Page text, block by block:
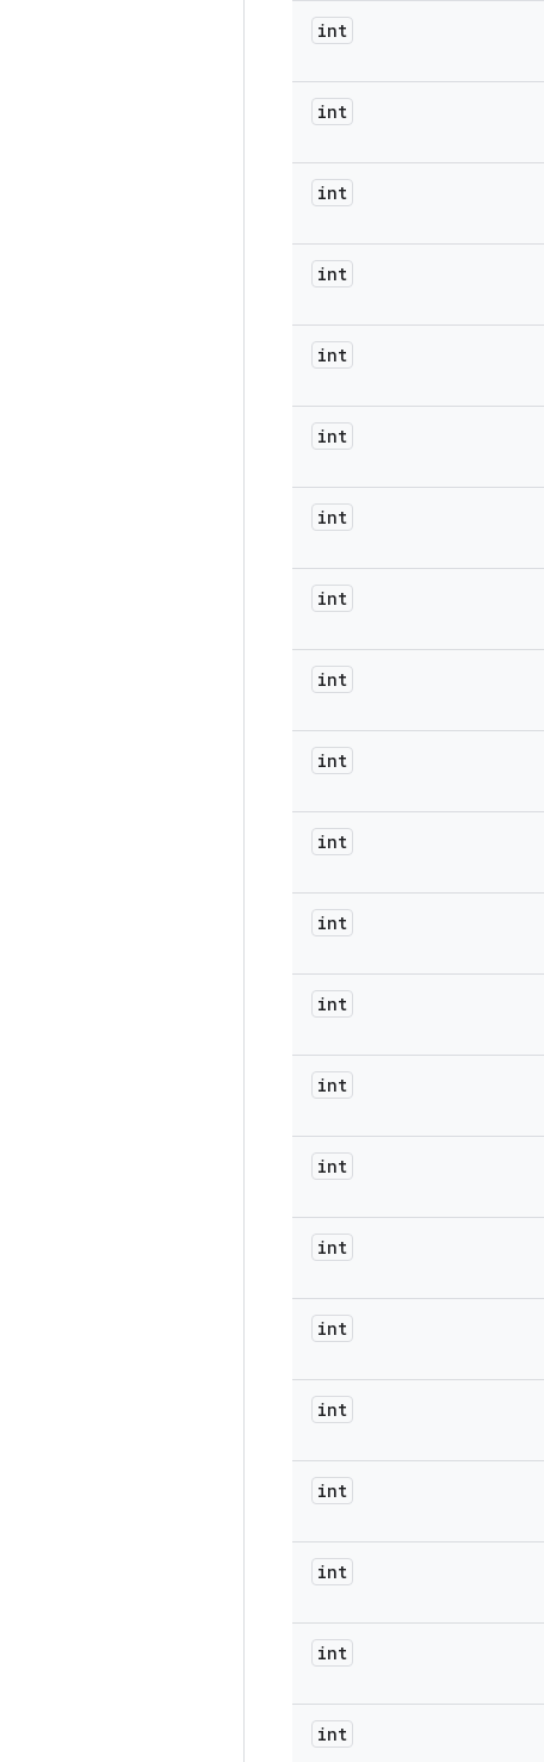
int
int
int
int
int
int
int
int
int
int
int
int
int
int
int
int
int
int
int
int
int
int